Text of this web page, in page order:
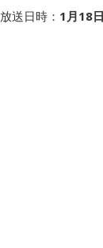
放送日時： 1月18